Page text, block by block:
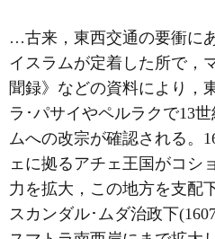
…古来，東西交通の要衝に
イスラムが定着した所で，
聞録》などの資料により，
ラ･パサイやペルラクで13
ムへの改宗が確認される。
ェに拠るアチェ王国がコシ
力を拡大，この地方を支配
スカンダル･ムダ治政下